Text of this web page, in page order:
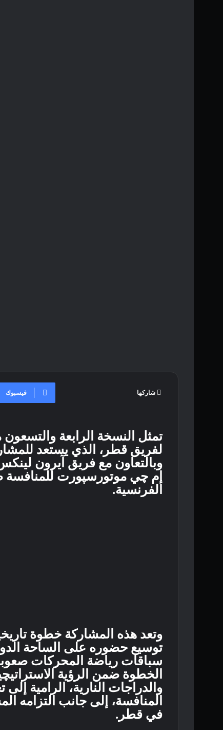
شاركها فيسبوك
لفريق قطر، الذي يستعد
وبالتعاون مع فريق آيرون
الفرنسية.
وتعد هذه المشاركة خطوة
توسيع حضوره على الساحة
سباقات رياضة المحركات
الخطوة ضمن الرؤية
والدراجات النارية، الرامية
المنافسة، إلى جانب التزامه
في قطر.